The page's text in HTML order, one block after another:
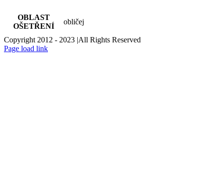
OBLAST
OŠETŘENÍ
obličej
Copyright 2012 - 2023 |All Rights Reserved
Facebook
Instagram
Page load link